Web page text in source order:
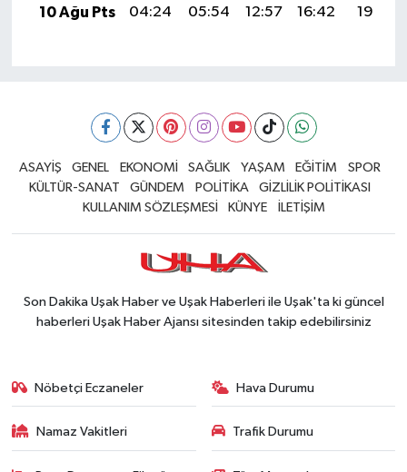
10 Ağu Pts
04:24 05:54 12:57 16:42 19:51
ASAYİŞ GENEL EKONOMİ SAĞLIK YAŞAM EĞİTİM
SPOR
KÜLTÜR-SANAT
GÜNDEM POLİTİKA
GİZLİLİK POLİTİKASI
KULLANIM SÖZLEŞMESİ
KÜNYE İLETİŞİM
Son Dakika Uşak Haber ve Uşak Haberleri ile Uşak'ta ki güncel
haberleri Uşak Haber Ajansı sitesinden takip edebilirsiniz
Nöbetçi Eczaneler Hava Durumu
Namaz Vakitleri Trafik Durumu